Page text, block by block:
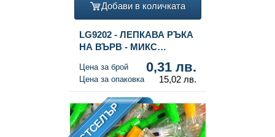
Добави в количката
LG9202 - ЛЕПКАВА РЪКА
НА ВЪРВ - МИКС
Цена за брой 0,31 лв.
Цена за опаковка 15,02 лв.